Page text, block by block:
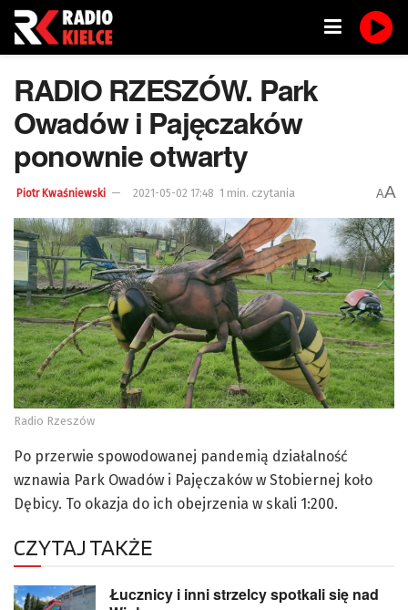
RADIO RZESZÓW. Park
Owadów i Pajęczaków
ponownie otwarty
Piotr Kwaśniewski 2021-05-02 17:48 1 min. czytania AA
Radio Rzeszów
Po przerwie spowodowanej pandemią działalność
wznawia Park Owadów i Pajęczaków w Stobiernej koło
Dębicy. To okazja do ich obejrzenia w skali 1:200.
CZYTAJ TAKŻE
Łucznicy i inni strzelcy spotkali się nad